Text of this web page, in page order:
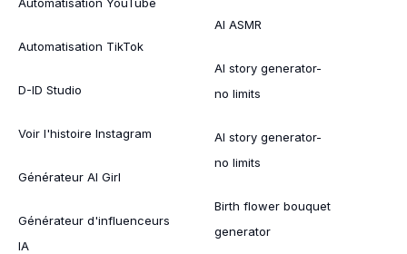
Automatisation TikTok
D-ID Studio
Voir l'histoire Instagram
Générateur AI Girl
Générateur d'influenceurs
IA
AI ASMR
AI story generator-
no limits
AI story generator-
no limits
Birth flower bouquet
generator